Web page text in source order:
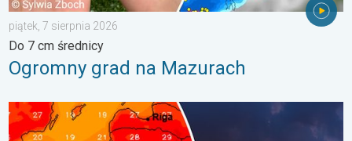
piątek, 7 sierpnia 2026
Do 7 cm średnicy
Ogromny grad na Mazurach
Silny upał i burzowe chmury. Niebezpieczna pogoda. . .